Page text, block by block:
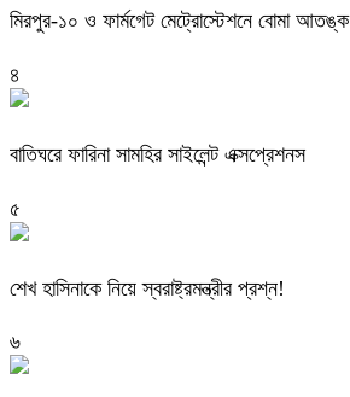
মিরপুর-১০ ও ফার্মগেট মেট্রোস্টেশনে বোমা আতঙ্ক
৪
বাতিঘরে ফারিনা সামহির সাইলেন্ট এক্সপ্রেশনস
৫
শেখ হাসিনাকে নিয়ে স্বরাষ্ট্রমন্ত্রীর প্রশ্ন!
৬